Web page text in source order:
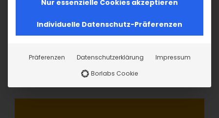
Nur essenzielle Cookies akzeptieren
Individuelle Datenschutz-Präferenzen
Präferenzen Datenschutzerklärung
Impressum
Borlabs Cookie